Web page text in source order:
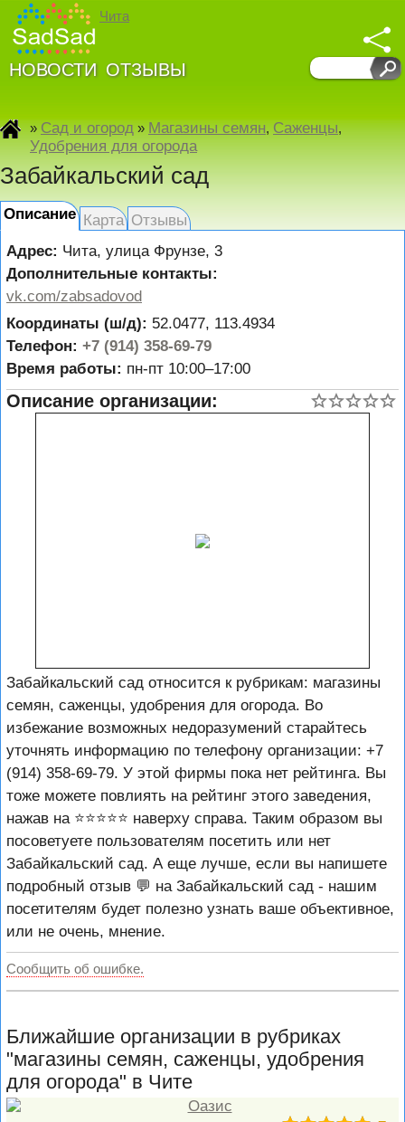
Чита
НОВОСТИ ОТЗЫВЫ
»Сад и огород»Магазины семян,Саженцы,
Удобрения для огорода
Забайкальский сад
Описание Карта Отзывы
Адрес: Чита, улица Фрунзе, 3
Дополнительные контакты:
vk.com/zabsadovod
Координаты (ш/д): 52.0477, 113.4934
Телефон: +7 (914) 358-69-79
Время работы: пн-пт 10:00–17:00
Описание организации:
Забайкальский сад относится к рубрикам: магазины
семян, саженцы, удобрения для огорода. Во
избежание возможных недоразумений старайтесь
уточнять информацию по телефону организации: +7
(914) 358-69-79. У этой фирмы пока нет рейтинга. Вы
тоже можете повлиять на рейтинг этого заведения,
нажав на ⭐️⭐️⭐️⭐️⭐️ наверху справа. Таким образом вы
посоветуете пользователям посетить или нет
Забайкальский сад. А еще лучше, если вы напишете
подробный отзыв 💬 на Забайкальский сад - нашим
посетителям будет полезно узнать ваше объективное,
или не очень, мнение.
Сообщить об ошибке.
Ближайшие организации в рубриках
"магазины семян, саженцы, удобрения
для огорода" в Чите